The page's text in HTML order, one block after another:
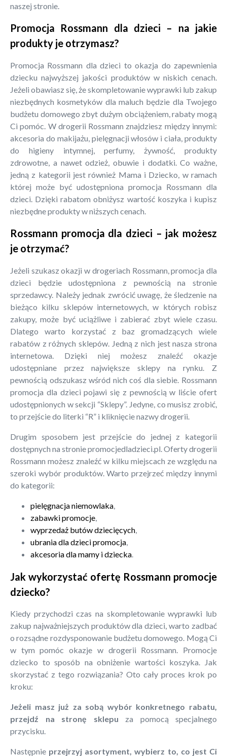
naszej stronie.
Promocja Rossmann dla dzieci – na jakie
produkty je otrzymasz?
Promocja Rossmann dla dzieci to okazja do zapewnienia
dziecku najwyższej jakości produktów w niskich cenach.
Jeżeli obawiasz się, że skompletowanie wyprawki lub zakup
niezbędnych kosmetyków dla maluch będzie dla Twojego
budżetu domowego zbyt dużym obciążeniem, rabaty mogą
Ci pomóc. W drogerii Rossmann znajdziesz między innymi:
akcesoria do makijażu, pielęgnacji włosów i ciała, produkty
do higieny intymnej, perfumy, żywność, produkty
zdrowotne, a nawet odzież, obuwie i dodatki. Co ważne,
jedną z kategorii jest również Mama i Dziecko, w ramach
której może być udostępniona promocja Rossmann dla
dzieci. Dzięki rabatom obniżysz wartość koszyka i kupisz
niezbędne produkty w niższych cenach.
Rossmann promocja dla dzieci – jak możesz
je otrzymać?
Jeżeli szukasz okazji w drogeriach Rossmann, promocja dla
dzieci będzie udostępniona z pewnością na stronie
sprzedawcy. Należy jednak zwrócić uwagę, że śledzenie na
bieżąco kilku sklepów internetowych, w których robisz
zakupy, może być uciążliwe i zabierać zbyt wiele czasu.
Dlatego warto korzystać z baz gromadzących wiele
rabatów z różnych sklepów. Jedną z nich jest nasza strona
internetowa. Dzięki niej możesz znaleźć okazje
udostępniane przez największe sklepy na rynku. Z
pewnością odszukasz wśród nich coś dla siebie. Rossmann
promocja dla dzieci pojawi się z pewnością w liście ofert
udostępnionych w sekcji “Sklepy”. Jedyne, co musisz zrobić,
to przejście do literki “R” i kliknięcie nazwy drogerii.
Drugim sposobem jest przejście do jednej z kategorii
dostępnych na stronie promocjedladzieci.pl. Oferty drogerii
Rossmann możesz znaleźć w kilku miejscach ze względu na
szeroki wybór produktów. Warto przejrzeć między innymi
do kategorii:
pielęgnacja niemowlaka,
zabawki promocje,
wyprzedaż butów dziecięcych,
ubrania dla dzieci promocja,
akcesoria dla mamy i dziecka.
Jak wykorzystać ofertę Rossmann promocje
dziecko?
Kiedy przychodzi czas na skompletowanie wyprawki lub
zakup najważniejszych produktów dla dzieci, warto zadbać
o rozsądne rozdysponowanie budżetu domowego. Mogą Ci
w tym pomóc okazje w drogerii Rossmann. Promocje
dziecko to sposób na obniżenie wartości koszyka. Jak
skorzystać z tego rozwiązania? Oto cały proces krok po
kroku:
Jeżeli masz już za sobą wybór konkretnego rabatu,
przejdź na stronę sklepu za pomocą specjalnego
przycisku.
Następnie przejrzyj asortyment, wybierz to, co jest Ci